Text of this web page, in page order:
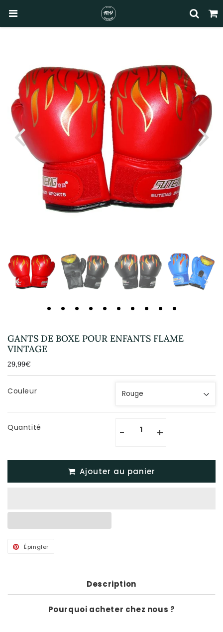
GANTS DE BOXE POUR ENFANTS FLAME
VINTAGE
29,99€
Unit
price
Couleur
Quantité - +
Ajouter au panier
Épingler
Description
Pourquoi acheter chez nous ?